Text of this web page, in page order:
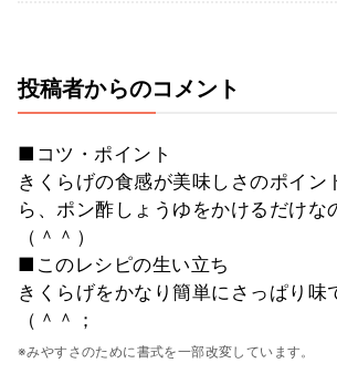
投稿者からのコメント
■コツ・ポイント
きくらげの食感が美味しさのポイン
ら、ポン酢しょうゆをかけるだけな
（＾＾）
■このレシピの生い立ち
きくらげをかなり簡単にさっぱり味
（＾＾；
※みやすさのために書式を一部改変しています。